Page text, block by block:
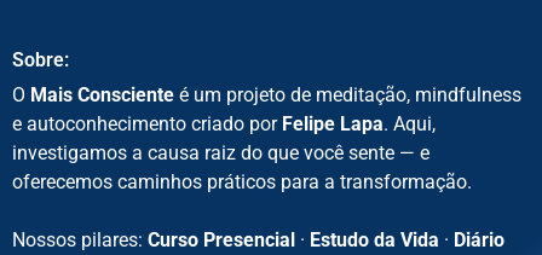
Sobre:
O Mais Consciente é um projeto de meditação, mindfulness
e autoconhecimento criado por Felipe Lapa. Aqui,
investigamos a causa raiz do que você sente — e
oferecemos caminhos práticos para a transformação.
Nossos pilares: Curso Presencial · Estudo da Vida · Diário